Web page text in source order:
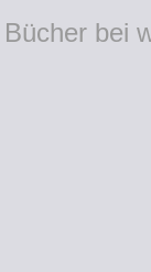
Bücher bei